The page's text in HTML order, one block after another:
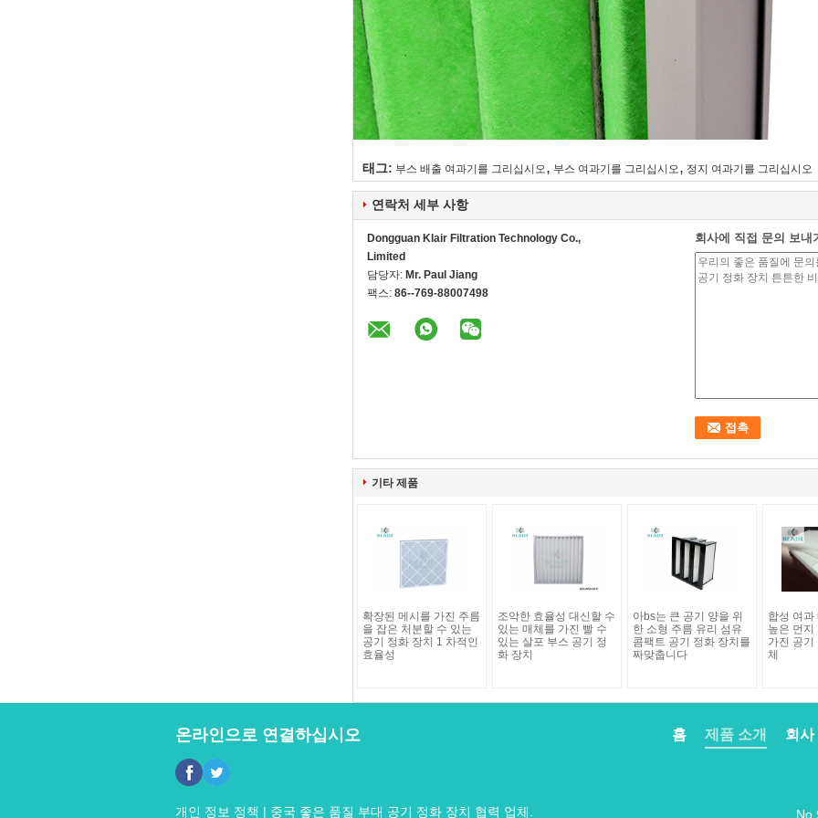
태그: 부스 배출 여과기를 그리십시오, 부스 여과기를 그리십시오, 정지 여과기를 그리십시오
연락처 세부 사항
Dongguan Klair Filtration Technology Co.,
Limited
담당자: Mr. Paul Jiang
팩스: 86--769-88007498
회사에 직접 문의 보내
기타 제품
확장된 메시를 가진 주름
을 잡은 처분할 수 있는
공기 정화 장치 1 차적인
효율성
조악한 효율성 대신할 수
있는 매체를 가진 빨 수
있는 살포 부스 공기 정
화 장치
아bs는 큰 공기 양을 위
한 소형 주름 유리 섬유
콤팩트 공기 정화 장치를
짜맞춥니다
합성 여
높은 먼지
가진 공기
체
온라인으로 연결하십시오 회사
제품 소개
홈
개인 정보 정책 | 중국 좋은 품질 부대 공기 정화 장치 협력 업체.